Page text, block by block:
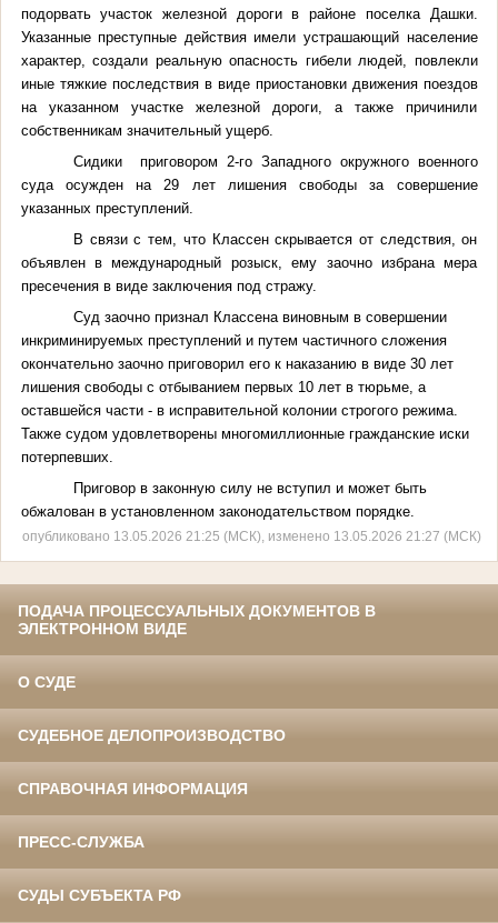
подорвать участок железной дороги в районе поселка Дашки.
Указанные преступные действия имели устрашающий население
характер, создали реальную опасность гибели людей, повлекли
иные тяжкие последствия в виде приостановки движения поездов
на указанном участке железной дороги, а также причинили
собственникам значительный ущерб.
Сидики приговором 2-го Западного окружного военного
суда осужден на 29 лет лишения свободы за совершение
указанных преступлений.
В связи с тем, что Классен скрывается от следствия, он
объявлен в международный розыск, ему заочно избрана мера
пресечения в виде заключения под стражу.
Суд заочно признал Классена виновным в совершении
инкриминируемых преступлений и путем частичного сложения
окончательно заочно приговорил его к наказанию в виде 30 лет
лишения свободы с отбыванием первых 10 лет в тюрьме, а
оставшейся части - в исправительной колонии строгого режима.
Также судом удовлетворены многомиллионные гражданские иски
потерпевших.
Приговор в законную силу не вступил и может быть
обжалован в установленном законодательством порядке.
опубликовано 13.05.2026 21:25 (МСК), изменено 13.05.2026 21:27 (МСК)
ПОДАЧА ПРОЦЕССУАЛЬНЫХ ДОКУМЕНТОВ В
ЭЛЕКТРОННОМ ВИДЕ
О СУДЕ
СУДЕБНОЕ ДЕЛОПРОИЗВОДСТВО
СПРАВОЧНАЯ ИНФОРМАЦИЯ
ПРЕСС-СЛУЖБА
СУДЫ СУБЪЕКТА РФ